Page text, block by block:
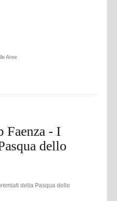
Aree
Faenza - I
dello